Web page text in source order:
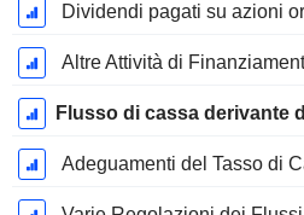
Flusso di cassa derivante
Adeguamenti del Tasso di